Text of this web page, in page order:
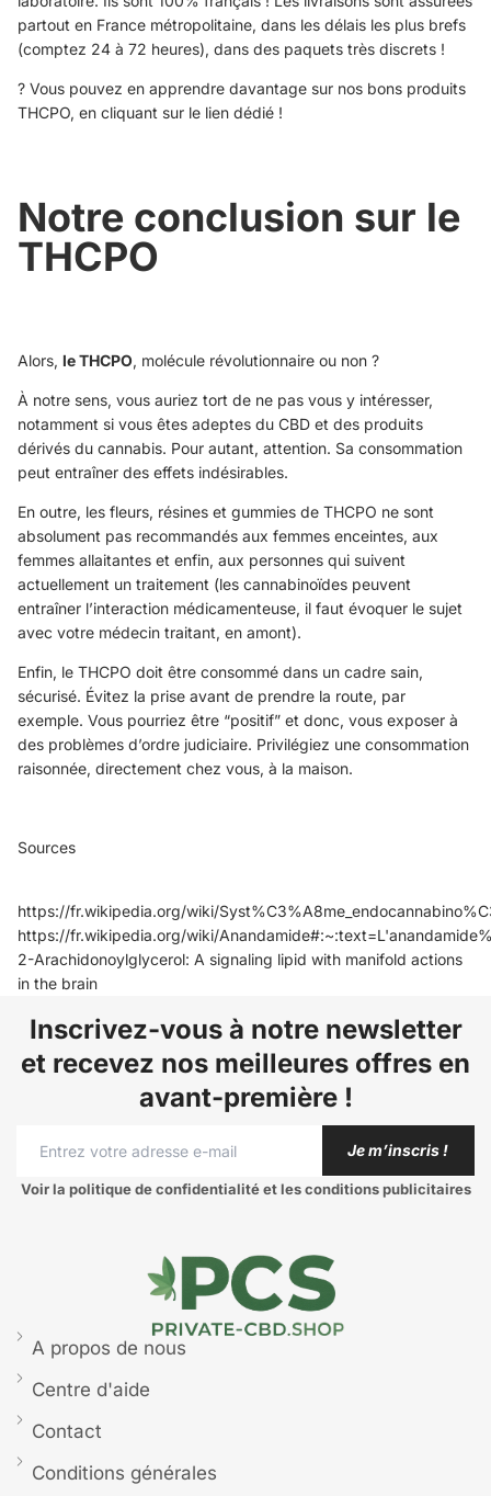
partout en France métropolitaine, dans les délais les plus brefs
(comptez 24 à 72 heures), dans des paquets très discrets !
? Vous pouvez en apprendre davantage sur nos bons produits
THCPO, en cliquant sur le lien dédié !
Notre conclusion sur le
THCPO
Alors, le THCPO, molécule révolutionnaire ou non ?
À notre sens, vous auriez tort de ne pas vous y intéresser,
notamment si vous êtes adeptes du CBD et des produits
dérivés du cannabis. Pour autant, attention. Sa consommation
peut entraîner des effets indésirables.
En outre, les fleurs, résines et gummies de THCPO ne sont
absolument pas recommandés aux femmes enceintes, aux
femmes allaitantes et enfin, aux personnes qui suivent
actuellement un traitement (les cannabinoïdes peuvent
entraîner l’interaction médicamenteuse, il faut évoquer le sujet
avec votre médecin traitant, en amont).
Enfin, le THCPO doit être consommé dans un cadre sain,
sécurisé. Évitez la prise avant de prendre la route, par
exemple. Vous pourriez être “positif” et donc, vous exposer à
des problèmes d’ordre judiciaire. Privilégiez une consommation
raisonnée, directement chez vous, à la maison.
Sources
https://fr.wikipedia.org/wiki/
https://fr.wikipedia.org/wiki/
2-Arachidonoylglycerol: A signaling lipid with manifold actions
in the brain
Inscrivez-vous à notre newsletter
et recevez nos meilleures offres en
avant-première !
Je m’inscris !
Voir la politique de confidentialité et les conditions publicitaires
A propos de nous
Centre d'aide
Contact
Conditions générales